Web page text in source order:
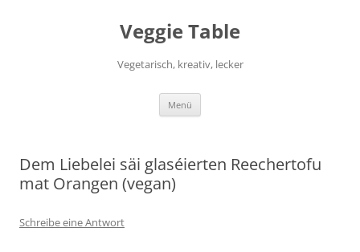
Veggie Table
Vegetarisch, kreativ, lecker
Menü
Dem Liebelei säi glaséierten Reechertofu
mat Orangen (vegan)
Schreibe eine Antwort